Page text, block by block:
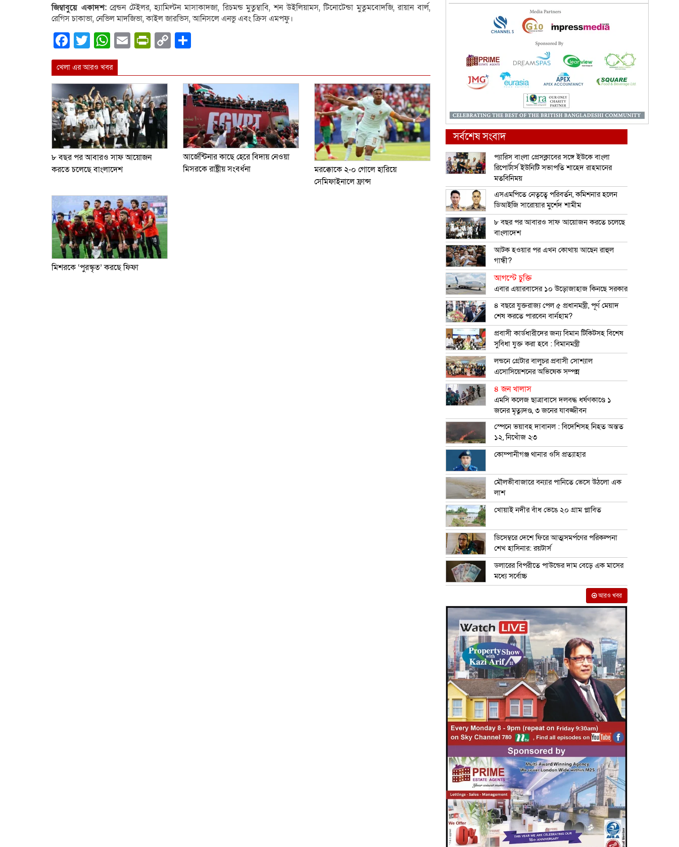
জিম্বাবুয়ে একাদশ:ব্রেন্ডন টেইলর, হ্যামিল্টন মাসাকাদজা, রিচমন্ড মুতুম্বাবি, শন উইলিয়ামস, টিনোটেন্ডা মুতুমবোদজি, রায়ান বার্ল,
রেগিস চাকাভা, নেভিল মাদজিভা, কাইল জারভিস, আনিসলে এনভু এবং ক্রিস এমপফু।
Facebook
Twitter
WhatsApp
EmailPrintFriendly
Copy
খেলা এর আরও খবর
৮ বছর পর আবারও সাফ আয়োজন
করতে চলেছে বাংলাদেশ
আর্জেন্টিনার কাছে হেরে বিদায় নেওয়া
মিসরকে রাষ্ট্রীয় সংবর্ধনা
মরক্কোকে ২-০ গোলে হারিয়ে
সেমিফাইনালে ফ্রান্স
মিশরকে ‘পুরস্কৃত’ করছে ফিফা
সর্বশেষ সংবাদ
প্যারিস বাংলা প্রেসক্লাবের সঙ্গে ইউকে বাংলা
রিপোর্টার্স ইউনিটি সভাপতি শাহেদ রাহমানের
মতবিনিময়
এসএমপিতে নেতৃত্বে পরিবর্তন, কমিশনার হলেন
ডিআইজি সারোয়ার মুর্শেদ শামীম
৮ বছর পর আবারও সাফ আয়োজন করতে চলেছে
বাংলাদেশ
আটক হওয়ার পর এখন কোথায় আছেন রাহুল
গান্ধী?
আগস্টে চুক্তি
এবার এয়ারবাসের ১০ উড়োজাহাজ কিনছে সরকার
৪ বছরে যুক্তরাজ্য পেল ৫ প্রধানমন্ত্রী, পূর্ণ মেয়াদ
শেষ করতে পারবেন বার্নহাম?
প্রবাসী কার্ডধারীদের জন্য বিমান টিকিটসহ বিশেষ
সুবিধা যুক্ত করা হবে : বিমানমন্ত্রী
লন্ডনে গ্রেটার বালুচর প্রবাসী সোশ্যাল
এসোসিয়েশনের অভিষেক সম্পন্ন
৪ জন খালাস
এমসি কলেজ ছাত্রাবাসে দলবদ্ধ ধর্ষণকাণ্ডে ১
জনের মৃত্যুদণ্ড, ৩ জনের যাবজ্জীবন
স্পেনে ভয়াবহ দাবানল : বিদেশিসহ নিহত অন্তত
১২, নিখোঁজ ২৩
কোম্পানীগঞ্জ থানার ওসি প্রত্যাহার
মৌলভীবাজারে বন্যার পানিতে ভেসে উঠলো এক
লাশ
খোয়াই নদীর বাঁধ ভেঙে ২০ গ্রাম প্লাবিত
ডিসেম্বরে দেশে ফিরে আত্মসমর্পণের পরিকল্পনা
শেখ হাসিনার: রয়টার্স
ডলারের বিপরীতে পাউন্ডের দাম বেড়ে এক মাসের
মধ্যে সর্বোচ্চ
আরও খবর